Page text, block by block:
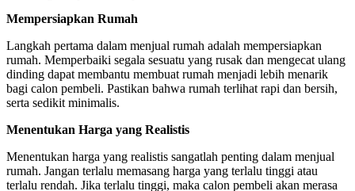
Mempersiapkan Rumah
Langkah pertama dalam menjual rumah adalah mempersiapkan
rumah. Memperbaiki segala sesuatu yang rusak dan mengecat ulang
dinding dapat membantu membuat rumah menjadi lebih menarik
bagi calon pembeli. Pastikan bahwa rumah terlihat rapi dan bersih,
serta sedikit minimalis.
Menentukan Harga yang Realistis
Menentukan harga yang realistis sangatlah penting dalam menjual
rumah. Jangan terlalu memasang harga yang terlalu tinggi atau
terlalu rendah. Jika terlalu tinggi, maka calon pembeli akan merasa